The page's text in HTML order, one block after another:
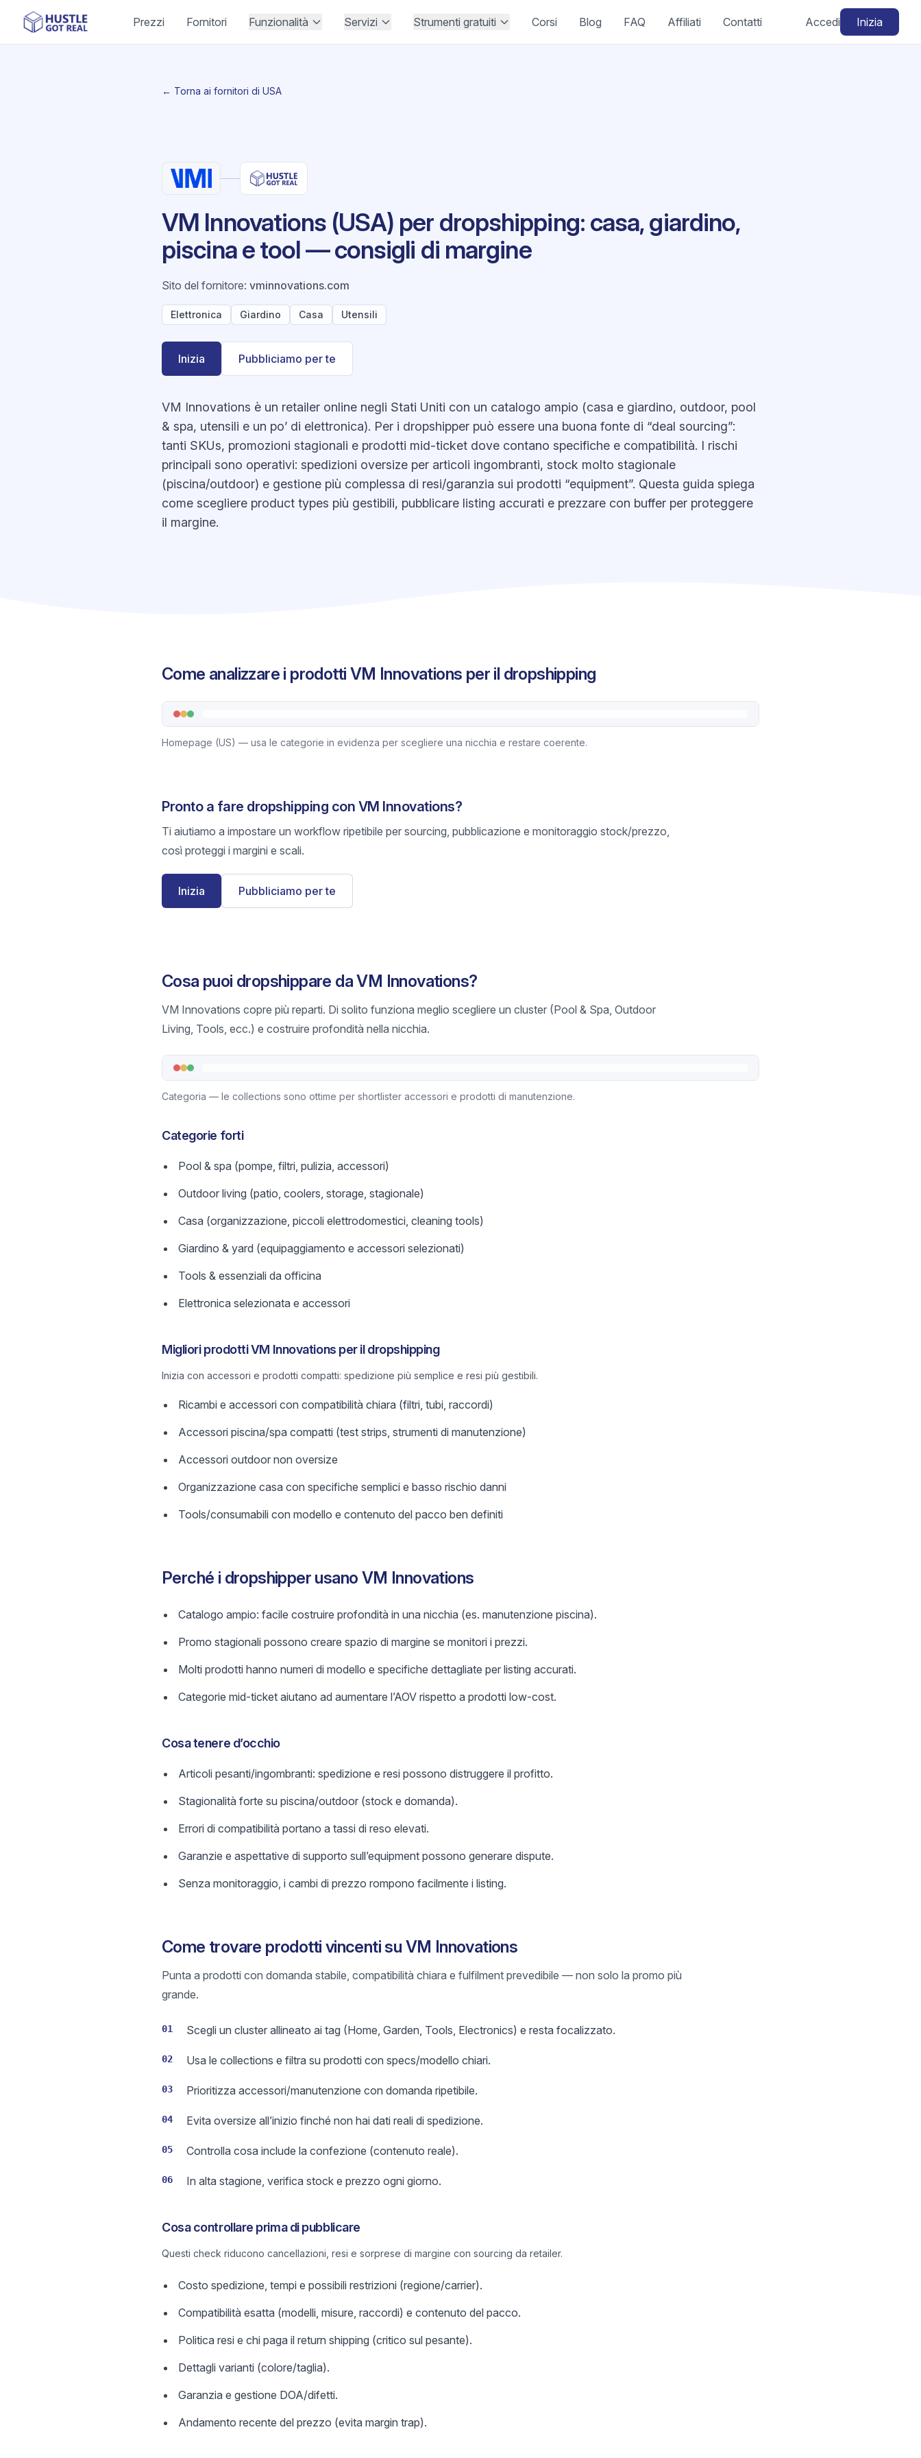
Prezzi Fornitori Funzionalità Servizi Strumenti gratuiti Corsi Blog FAQ Affiliati Contatti Accedi Inizia
← Torna ai fornitori di USA
VM Innovations (USA) per dropshipping: casa, giardino,
piscina e tool — consigli di margine
Sito del fornitore: vminnovations.com
Elettronica Giardino Casa Utensili
Inizia Pubbliciamo per te
VM Innovations è un retailer online negli Stati Uniti con un catalogo ampio (casa e giardino, outdoor, pool
& spa, utensili e un po’ di elettronica). Per i dropshipper può essere una buona fonte di “deal sourcing”:
tanti SKUs, promozioni stagionali e prodotti mid-ticket dove contano specifiche e compatibilità. I rischi
principali sono operativi: spedizioni oversize per articoli ingombranti, stock molto stagionale
(piscina/outdoor) e gestione più complessa di resi/garanzia sui prodotti “equipment”. Questa guida spiega
come scegliere product types più gestibili, pubblicare listing accurati e prezzare con buffer per proteggere
il margine.
Come analizzare i prodotti VM Innovations per il dropshipping
Homepage (US) — usa le categorie in evidenza per scegliere una nicchia e restare coerente.
Pronto a fare dropshipping con VM Innovations?
Ti aiutiamo a impostare un workflow ripetibile per sourcing, pubblicazione e monitoraggio stock/prezzo,
così proteggi i margini e scali.
Inizia Pubbliciamo per te
Cosa puoi dropshippare da VM Innovations?
VM Innovations copre più reparti. Di solito funziona meglio scegliere un cluster (Pool & Spa, Outdoor
Living, Tools, ecc.) e costruire profondità nella nicchia.
Categoria — le collections sono ottime per shortlister accessori e prodotti di manutenzione.
Categorie forti
Pool & spa (pompe, filtri, pulizia, accessori)
Outdoor living (patio, coolers, storage, stagionale)
Casa (organizzazione, piccoli elettrodomestici, cleaning tools)
Giardino & yard (equipaggiamento e accessori selezionati)
Tools & essenziali da officina
Elettronica selezionata e accessori
Migliori prodotti VM Innovations per il dropshipping
Inizia con accessori e prodotti compatti: spedizione più semplice e resi più gestibili.
Ricambi e accessori con compatibilità chiara (filtri, tubi, raccordi)
Accessori piscina/spa compatti (test strips, strumenti di manutenzione)
Accessori outdoor non oversize
Organizzazione casa con specifiche semplici e basso rischio danni
Tools/consumabili con modello e contenuto del pacco ben definiti
Perché i dropshipper usano VM Innovations
Catalogo ampio: facile costruire profondità in una nicchia (es. manutenzione piscina).
Promo stagionali possono creare spazio di margine se monitori i prezzi.
Molti prodotti hanno numeri di modello e specifiche dettagliate per listing accurati.
Categorie mid-ticket aiutano ad aumentare l’AOV rispetto a prodotti low-cost.
Cosa tenere d’occhio
Articoli pesanti/ingombranti: spedizione e resi possono distruggere il profitto.
Stagionalità forte su piscina/outdoor (stock e domanda).
Errori di compatibilità portano a tassi di reso elevati.
Garanzie e aspettative di supporto sull’equipment possono generare dispute.
Senza monitoraggio, i cambi di prezzo rompono facilmente i listing.
Come trovare prodotti vincenti su VM Innovations
Punta a prodotti con domanda stabile, compatibilità chiara e fulfilment prevedibile — non solo la promo più
grande.
01 Scegli un cluster allineato ai tag (Home, Garden, Tools, Electronics) e resta focalizzato.
02 Usa le collections e filtra su prodotti con specs/modello chiari.
03 Prioritizza accessori/manutenzione con domanda ripetibile.
04 Evita oversize all’inizio finché non hai dati reali di spedizione.
05 Controlla cosa include la confezione (contenuto reale).
06 In alta stagione, verifica stock e prezzo ogni giorno.
Cosa controllare prima di pubblicare
Questi check riducono cancellazioni, resi e sorprese di margine con sourcing da retailer.
Costo spedizione, tempi e possibili restrizioni (regione/carrier).
Compatibilità esatta (modelli, misure, raccordi) e contenuto del pacco.
Politica resi e chi paga il return shipping (critico sul pesante).
Dettagli varianti (colore/taglia).
Garanzia e gestione DOA/difetti.
Andamento recente del prezzo (evita margin trap).